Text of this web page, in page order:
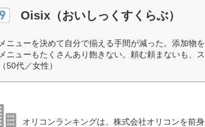
Oisix（おいしっくすくらぶ）
メニューを決めて自分で揃える手間が減った。添加物
メニューもたくさんあり飽きない。頼む頼まないも、
（50代／女性）
オリコンランキングは、株式会社オリコンを前